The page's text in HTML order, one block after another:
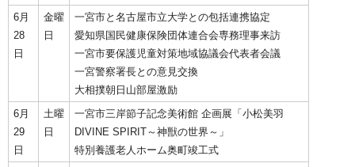
6月
28
日
金曜
日
一宮市と名古屋市立大学との包括連携協定
愛知県国民健康保険団体連合会専務理事来訪
一宮市要保護児童対策地域協議会代表者会議
一宮警察署長との意見交換
大相撲朝日山部屋激励
6月
29
日
土曜
日
一宮市三岸節子記念美術館 企画展「小松美羽
DIVINE SPIRIT～神獣の世界～」
特別養護老人ホーム奥町竣工式